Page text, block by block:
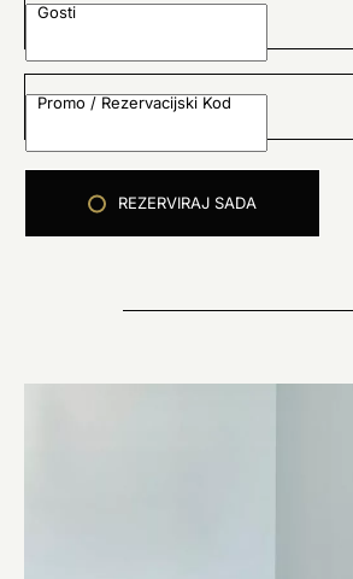
Gosti
Promo / Rezervacijski Kod
REZERVIRAJ SADA